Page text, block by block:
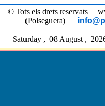
© Tots els drets reservats
(Polseguera)
Saturday , 08 August ,